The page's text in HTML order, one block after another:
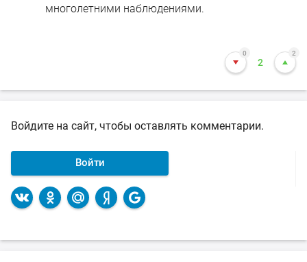
многолетними наблюдениями.
0
2
2
Войдите на сайт, чтобы оставлять комментарии.
Войти